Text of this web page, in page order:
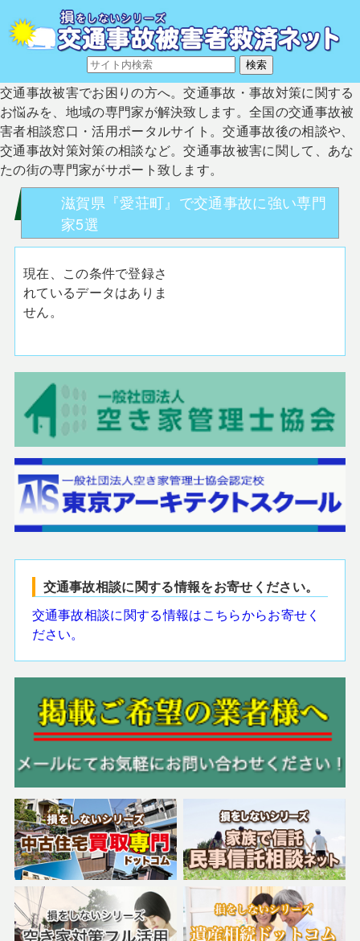
交通事故被害でお困りの方へ。交通事故・事故対策に関する
お悩みを、地域の専門家が解決致します。全国の交通事故被
害者相談窓口・活用ポータルサイト。交通事故後の相談や、
交通事故対策対策の相談など。交通事故被害に関して、あな
たの街の専門家がサポート致します。
滋賀県『愛荘町』で交通事故に強い専門
家5選
現在、この条件で登録さ
れているデータはありま
せん。
交通事故相談に関する情報をお寄せください。
交通事故相談に関する情報はこちらからお寄せく
ださい。